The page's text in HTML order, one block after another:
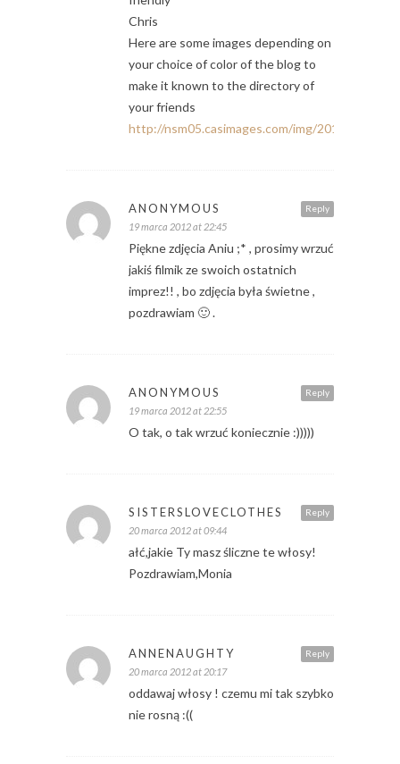
Chris
Here are some images depending on
your choice of color of the blog to
make it known to the directory of
your friends
http://nsm05.casimages.com/img/2012/03/19/
Reply
ANONYMOUS
19 marca 2012 at 22:45
Piękne zdjęcia Aniu ;* , prosimy wrzuć
jakiś filmik ze swoich ostatnich
imprez!! , bo zdjęcia była świetne ,
pozdrawiam 🙂 .
Reply
ANONYMOUS
19 marca 2012 at 22:55
O tak, o tak wrzuć koniecznie :)))))
Reply
SISTERSLOVECLOTHES
20 marca 2012 at 09:44
ałć,jakie Ty masz śliczne te włosy!
Pozdrawiam,Monia
Reply
ANNENAUGHTY
20 marca 2012 at 20:17
oddawaj włosy ! czemu mi tak szybko
nie rosną :((